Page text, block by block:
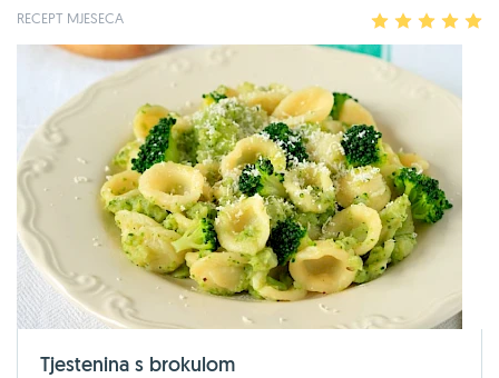
RECEPT MJESECA 2 3 4
Tjestenina s brokulom